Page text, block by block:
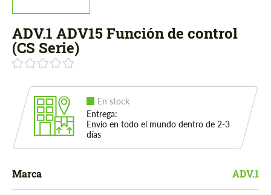
ADV.1 ADV15 Función de control
(CS Serie)
En stock
Entrega:
Envío en todo el mundo dentro de 2-3
días
Marca ADV.1